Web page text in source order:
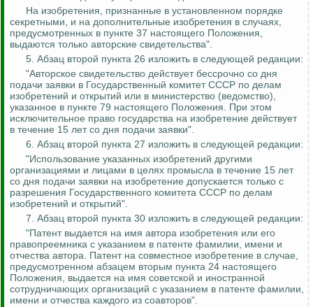
На изобретения, признанные в установленном порядке
секретными, и на дополнительные изобретения в случаях,
предусмотренных в пункте 37 настоящего Положения,
выдаются только авторские свидетельства".
5. Абзац второй пункта 26 изложить в следующей редакции:
"Авторское свидетельство действует бессрочно со дня
подачи заявки в Государственный комитет СССР по делам
изобретений и открытий или в министерство (ведомство),
указанное в пункте 79 настоящего Положения. При этом
исключительное право государства на изобретение действует
в течение 15 лет со дня подачи заявки".
6. Абзац второй пункта 27 изложить в следующей редакции:
"Использование указанных изобретений другими
организациями и лицами в целях промысла в течение 15 лет
со дня подачи заявки на изобретение допускается только с
разрешения Государственного комитета СССР по делам
изобретений и открытий".
7. Абзац второй пункта 30 изложить в следующей редакции:
"Патент выдается на имя автора изобретения или его
правопреемника с указанием в патенте фамилии, имени и
отчества автора. Патент на совместное изобретение в случае,
предусмотренном абзацем вторым пункта 24 настоящего
Положения, выдается на имя советской и иностранной
сотрудничающих организаций с указанием в патенте фамилии,
имени и отчества каждого из соавторов".